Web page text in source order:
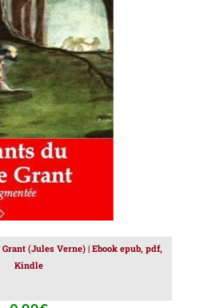
/ DÉTAILS
(Jules Verne) | Ebook epub, pdf,
Kindle